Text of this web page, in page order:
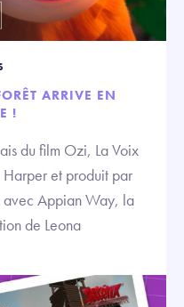
ARRIVE EN
!
du film Ozi, La Voix
et produit par
Appian Way, la
de Leona